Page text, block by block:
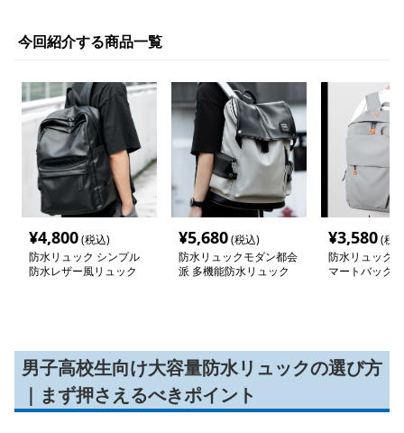
今回紹介する商品一覧
¥4,800(税込)
防水リュック シンプル
防水レザー風リュック
¥5,680(税込)
防水リュックモダン都会
派 多機能防水リュック
¥3,580(税
防水リュック
マートバック
男子高校生向け大容量防水リュックの選び方
｜まず押さえるべきポイント